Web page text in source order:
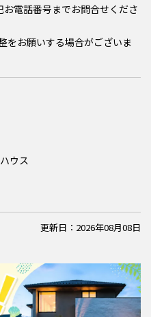
電話番号までお問合せくださ
をお願いする場合がございま
ウス
更新日：2026年08月08日